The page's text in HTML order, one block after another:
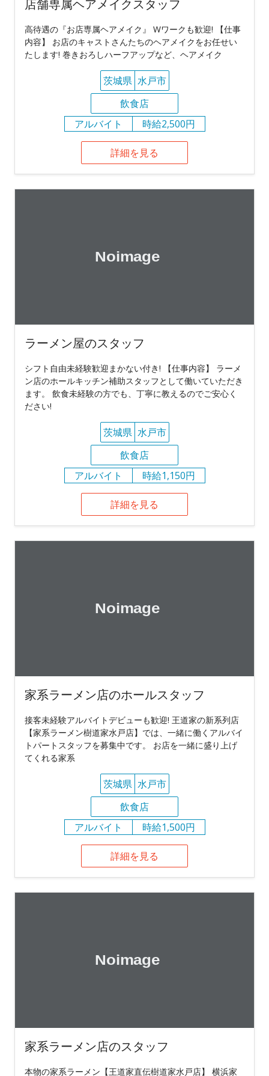
店舗専属ヘアメイクスタッフ
高待遇の『お店専属ヘアメイク』 Wワークも歓迎! 【仕事
内容】 お店のキャストさんたちのヘアメイクをお任せい
たします! 巻きおろしハーフアップなど、ヘアメイク
茨城県 水戸市
飲食店
アルバイト
時給2,500円
詳細を見る
ラーメン屋のスタッフ
シフト自由未経験歓迎まかない付き! 【仕事内容】 ラーメ
ン店のホールキッチン補助スタッフとして働いていただき
ます。 飲食未経験の方でも、丁寧に教えるのでご安心く
ださい!
茨城県 水戸市
飲食店
アルバイト
時給1,150円
詳細を見る
家系ラーメン店のホールスタッフ
接客未経験アルバイトデビューも歓迎! 王道家の新系列店
【家系ラーメン樹道家水戸店】では、一緒に働くアルバイ
トパートスタッフを募集中です。 お店を一緒に盛り上げ
てくれる家系
茨城県 水戸市
飲食店
アルバイト
時給1,500円
詳細を見る
家系ラーメン店のスタッフ
本物の家系ラーメン【王道家直伝樹道家水戸店】 横浜家